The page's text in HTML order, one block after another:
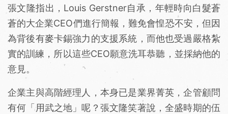
張文隆指出，Louis Gerstner自承，年輕時向白髮蒼
蒼的大企業CEO們進行簡報，難免會惶恐不安，但因
為背後有麥卡錫強力的支援系統，而他也受過嚴格紮
實的訓練，所以這些CEO願意洗耳恭聽，並採納他的
意見。
企業主與高階經理人，本身已是業界菁英，企管顧問
有何「用武之地」呢？張文隆笑著說，全盛時期的伍